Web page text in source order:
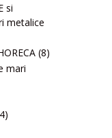
si
metalice
(8)
mari